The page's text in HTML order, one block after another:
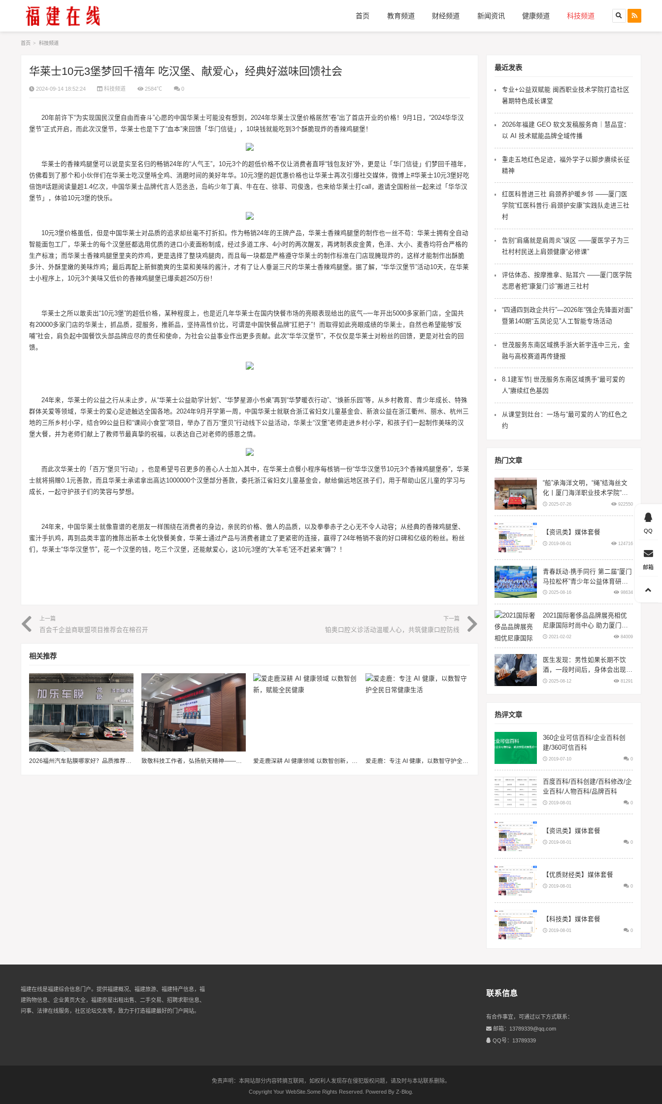
首页 教育频道 财经频道 新闻资讯 健康频道 科技频道
首页 > 科技频道
华莱士10元3堡梦回千禧年 吃汉堡、献爱心，经典好滋味回馈社会
2024-09-14 18:52:24 科技频道 2584℃ 0
20年前许下“为实现国民汉堡自由而奋斗”心愿的中国华莱士可能没有想到，2024年华莱士汉堡价格居然“卷”出了首店开业的价格！9月1日，“2024华华汉
堡节”正式开启，而此次汉堡节，华莱士也是下了“血本”来回馈「华门信徒」，10块钱就能吃到3个酥脆现炸的香辣鸡腿堡！
华莱士的香辣鸡腿堡可以说是实至名归的畅销24年的“人气王”，10元3个的超低价格不仅让消费者直呼“钱包友好”外，更是让「华门信徒」们梦回千禧年，
仿佛看到了那个和小伙伴们在华莱士吃汉堡啃全鸡、消磨时间的美好年华。10元3堡的超优惠价格也让华莱士再次引爆社交媒体，微博上#华莱士10元3堡好吃
倍饱#话题阅读量超1.4亿次，中国华莱士品牌代言人范丞丞，岛屿少年丁真、牛在在、徐菲、司俊逸，也来给华莱士打call，邀请全国粉丝一起来过「华华汉
堡节」，体验10元3堡的快乐。
10元3堡价格虽低，但是中国华莱士对品质的追求却丝毫不打折扣。作为畅销24年的王牌产品，华莱士香辣鸡腿堡的制作也一丝不苟：华莱士拥有全自动
智能面包工厂，华莱士的每个汉堡胚都选用优质的进口小麦面粉制成，经过多道工序、4小时的两次醒发，再烤制表皮金黄，色泽、大小、麦香均符合严格的
生产标准；而华莱士香辣鸡腿堡里夹的炸鸡，更是选择了整块鸡腿肉，而且每一块都是严格遵守华莱士的制作标准在门店现腌现炸的，这样才能制作出酥脆
多汁、外酥里嫩的美味炸鸡；最后再配上新鲜脆爽的生菜和美味的酱汁，才有了让人垂涎三尺的华莱士香辣鸡腿堡。据了解，“华华汉堡节”活动10天，在华莱
士小程序上，10元3个美味又低价的香辣鸡腿堡已爆卖超250万份！
华莱士之所以敢卖出“10元3堡”的超低价格，某种程度上，也是近几年华莱士在国内快餐市场的亮眼表现给出的底气--一年开出5000多家新门店，全国共
有20000多家门店的华莱士，抓品质，提服务，推新品，坚持高性价比，可谓是中国快餐品牌“扛把子”！而取得如此亮眼成绩的华莱士，自然也希望能够“反
哺”社会，肩负起中国餐饮头部品牌应尽的责任和使命，为社会公益事业作出更多贡献。此次“华华汉堡节”，不仅仅是华莱士对粉丝的回馈，更是对社会的回
馈。
24年来，华莱士的公益之行从未止步，从“华莱士公益助学计划”、“华梦星源小书桌”再到“华梦暖衣行动”、“焕新乐园”等，从乡村教育、青少年成长、特殊
群体关爱等领域，华莱士的爱心足迹触达全国各地。2024年9月开学第一周，中国华莱士就联合浙江省妇女儿童基金会、新浪公益在浙江衢州、丽水、杭州三
地的三所乡村小学，结合99公益日和“课间小食堂”项目，举办了百万“堡贝”行动线下公益活动，华莱士“汉堡”老师走进乡村小学，和孩子们一起制作美味的汉
堡大餐，并为老师们献上了教师节最真挚的祝福，以表达自己对老师的感恩之情。
而此次华莱士的「百万“堡贝”行动」，也是希望号召更多的善心人士加入其中，在华莱士点餐小程序每核销一份“华华汉堡节10元3个香辣鸡腿堡券”，华莱
士就将捐赠0.1元善款，而且华莱士承诺拿出高达1000000个汉堡部分善款，委托浙江省妇女儿童基金会，献给偏远地区孩子们，用于帮助山区儿童的学习与
成长，一起守护孩子们的笑容与梦想。
24年来，中国华莱士就像靠谱的老朋友一样围绕在消费者的身边，亲民的价格、傲人的品质，以及拳拳赤子之心无不令人动容；从经典的香辣鸡腿堡、
蜜汁手扒鸡，再到品类丰富的推陈出新本土化快餐美食，华莱士通过产品与消费者建立了更紧密的连接，赢得了24年畅销不衰的好口碑和亿级的粉丝。粉丝
们，华莱士“华华汉堡节”，花一个汉堡的钱，吃三个汉堡，还能献爱心，这10元3堡的“大羊毛”还不赶紧来“薅”？！
上一篇
百会千企益商联盟项目推荐会在榕召开
下一篇
铂奥口腔义诊活动温暖人心，共筑健康口腔防线
相关推荐
2026福州汽车贴膜哪家好？品质推荐排行榜，福州加乐车模值得推荐 致敬科技工作者，弘扬航天精神——福州市老科协献礼第十个全国科技工作者日
最近发表
专业+公益双赋能 闽西职业技术学院打造社区
暑期特色成长课堂
2026年福建 GEO 软文发稿服务商｜慧品宣：
以 AI 技术赋能品牌全域传播
重走五地红色足迹，福外学子以脚步赓续长征
精神
红医科普进三社 肩颈养护暖乡邻 ——厦门医
学院“红医科普行·肩颈护安康”实践队走进三社
村
告别“肩痛就是肩周炎”误区 ——厦医学子为三
社村村民送上肩颈健康“必修课”
评估体态、按摩推拿、贴耳穴 ——厦门医学院
志愿者把“康复门诊”搬进三社村
“四通四到政企共行”—2026年“强企先锋面对面”
暨第140期“五凤论见”人工智能专场活动
世茂服务东南区域携手浙大新宇连中三元，金
融与高校赛道再传捷报
8.1建军节| 世茂服务东南区域携手“最可爱的
人”赓续红色基因
从课堂到灶台：一场与“最可爱的人”的红色之
约
热门文章
“船”承海洋文明，“绳”结海丝文
化丨厦门海洋职业技术学院“闽
智‘船’奇”实践队赴浙江等地开展
2025-07-26 922550
【资讯类】媒体套餐
2019-08-01 124716
青春跃动·携手同行 第二届“厦门
马拉松杯”青少年公益体育研学
活动在翔安大嶝岛扬帆！
2025-08-16 98634
2021国际奢侈品品牌展亮相优
尼康国际时尚中心 助力厦门时
尚升级
2021-02-02 84009
医生发现：男性如果长期不饮
酒，一段时间后，身体会出现5
大变化
2025-08-12 81291
热评文章
360企业可信百科/企业百科创
建/360可信百科
2019-07-10 0
百度百科/百科创建/百科修改/企
业百科/人物百科/品牌百科
2019-08-01 0
【资讯类】媒体套餐
2019-08-01 0
【优质财经类】媒体套餐
2019-08-01 0
【科技类】媒体套餐
2019-08-01 0
福建在线是福建综合信息门户。提供福建概况、福建旅游、福建特产信息，福
建购物信息、企业黄页大全，福建房屋出租出售、二手交易、招聘求职信息、
问事、法律在线服务，社区论坛交友等，致力于打造福建最好的门户网站。
联系信息
有合作事宜，可通过以下方式联系：
邮箱：13789339@qq.com
QQ号：13789339
免责声明：本网站部分内容转摘互联网，如权利人发现存在侵犯版权问题，请及时与本站联系删除。
Copyright Your WebSite.Some Rights Reserved. Powered By Z-Blog
QQ
邮箱